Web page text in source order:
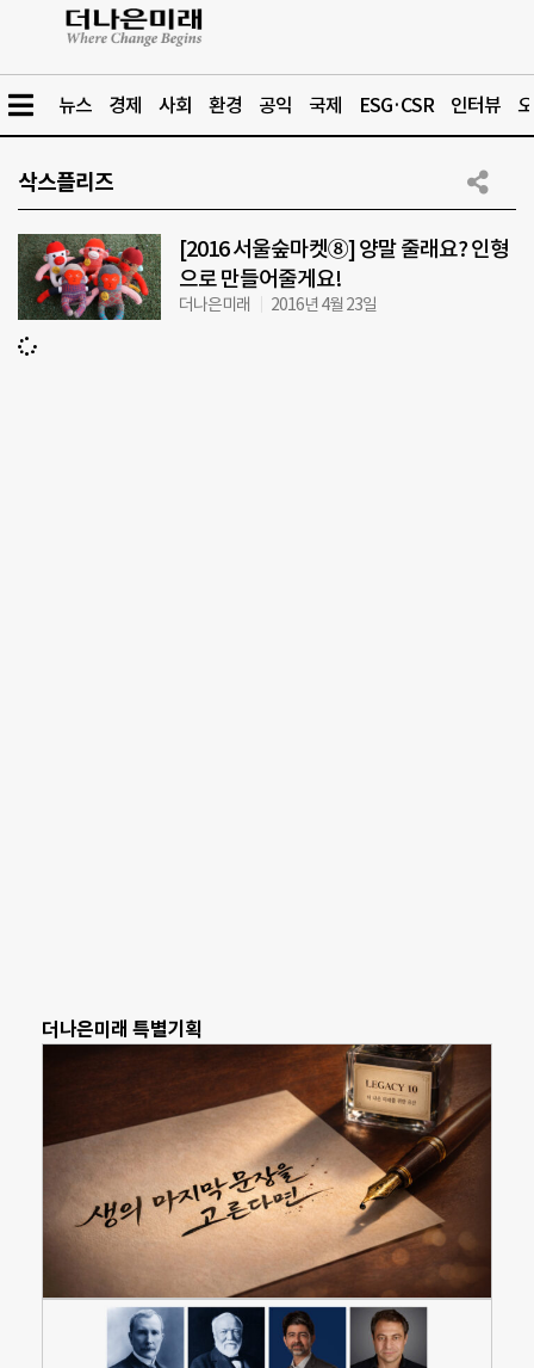
뉴스 경제 사회 환경 공익 국제 ESG·CSR 인터뷰
삭스플리즈
[2016 서울숲마켓⑧] 양말 줄래요? 인형
으로 만들어줄게요!
더나은미래 2016년 4월 23일
더나은미래 특별기획